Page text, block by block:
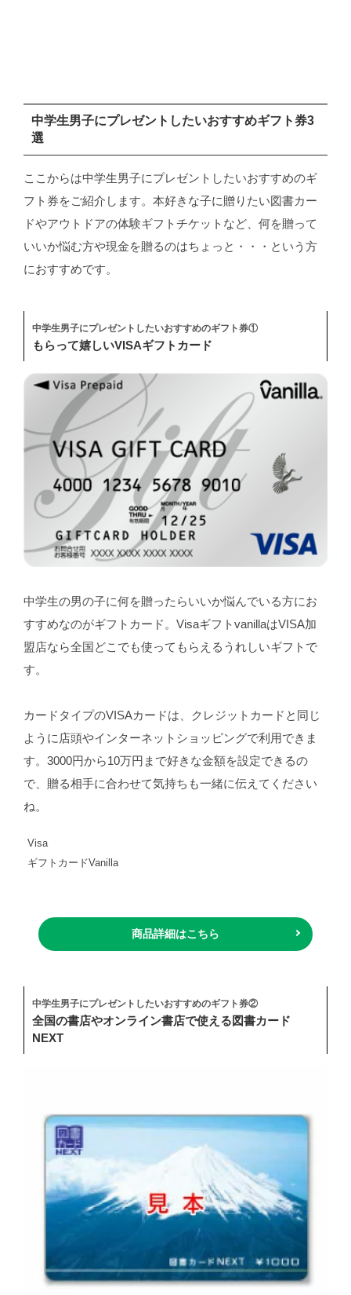
中学生男子にプレゼントしたいおすすめギフト券3
選
ここからは中学生男子にプレゼントしたいおすすめのギ
フト券をご紹介します。本好きな子に贈りたい図書カー
ドやアウトドアの体験ギフトチケットなど、何を贈って
いいか悩む方や現金を贈るのはちょっと・・・という方
におすすめです。
中学生男子にプレゼントしたいおすすめのギフト券①
もらって嬉しいVISAギフトカード
中学生の男の子に何を贈ったらいいか悩んでいる方にお
すすめなのがギフトカード。VisaギフトvanillaはVISA加
盟店なら全国どこでも使ってもらえるうれしいギフトで
す。
カードタイプのVISAカードは、クレジットカードと同じ
ように店頭やインターネットショッピングで利用できま
す。3000円から10万円まで好きな金額を設定できるの
で、贈る相手に合わせて気持ちも一緒に伝えてください
ね。
Visa
ギフトカードVanilla
商品詳細はこちら
中学生男子にプレゼントしたいおすすめのギフト券②
全国の書店やオンライン書店で使える図書カード
NEXT